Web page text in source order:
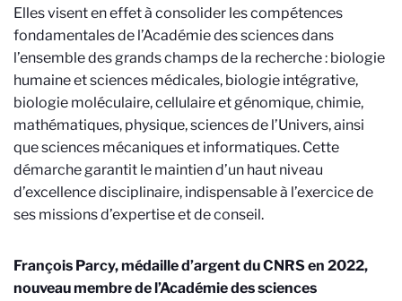
Elles visent en effet à consolider les compétences
fondamentales de l’Académie des sciences dans
l’ensemble des grands champs de la recherche : biologie
humaine et sciences médicales, biologie intégrative,
biologie moléculaire, cellulaire et génomique, chimie,
mathématiques, physique, sciences de l’Univers, ainsi
que sciences mécaniques et informatiques. Cette
démarche garantit le maintien d’un haut niveau
d’excellence disciplinaire, indispensable à l’exercice de
ses missions d’expertise et de conseil.
François Parcy, médaille d’argent du CNRS en 2022,
nouveau membre de l’Académie des sciences